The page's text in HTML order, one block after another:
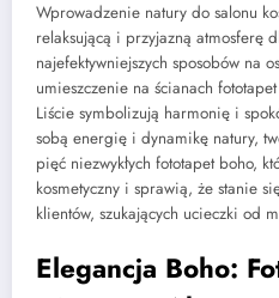
Wprowadzenie natury do salonu
relaksującą i przyjazną atmosferę
najefektywniejszych sposobów na
umieszczenie na ścianach
Liście symbolizują harmonię i
sobą energię i dynamikę natury,
pięć niezwykłych fototapet boho,
kosmetyczny i sprawią, że stanie
klientów, szukających ucieczki od
Elegancja Boho: